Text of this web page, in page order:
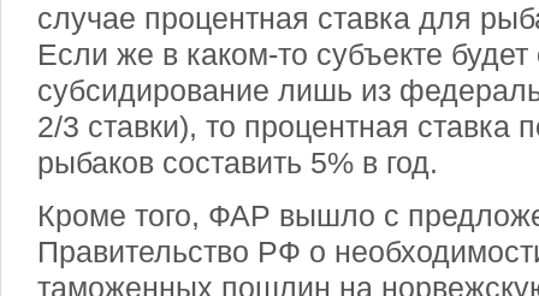
случае процентная ставка для
Если же в каком-то субъекте
субсидирование лишь из
2/3 ставки), то процентная ставка
рыбаков составить 5% в год.
Кроме того, ФАР вышло с
Правительство РФ о
таможенных пошлин на